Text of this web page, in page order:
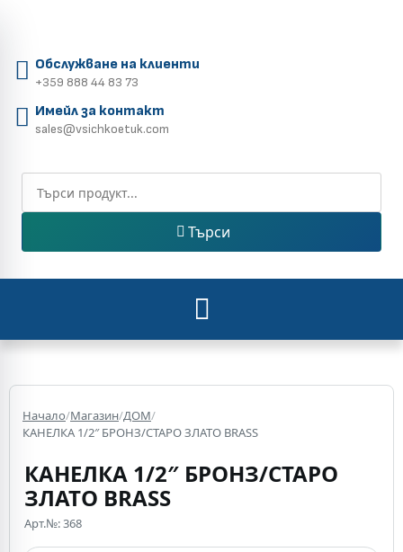
Обслужване на клиенти
+359 888 44 83 73
Имейл за контакт
sales@vsichkoetuk.com
Търси
Начало/Магазин/ДОМ/
КАНЕЛКА 1/2″ БРОНЗ/СТАРО ЗЛАТО BRASS
КАНЕЛКА 1/2″ БРОНЗ/СТАРО
ЗЛАТО BRASS
Арт.№: 368